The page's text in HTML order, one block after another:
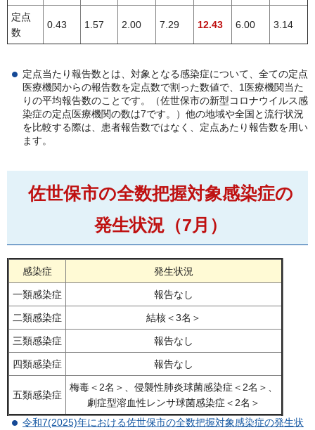
定点
数
0.43 1.57 2.00 7.29 12.43 6.00 3.14
定点当たり報告数とは、対象となる感染症について、全ての定点
医療機関からの報告数を定点数で割った数値で、1医療機関当た
りの平均報告数のことです。（佐世保市の新型コロナウイルス感
染症の定点医療機関の数は7です。）他の地域や全国と流行状況
を比較する際は、患者報告数ではなく、定点あたり報告数を用い
ます。
佐世保市の全数把握対象感染症の
発生状況（7月）
感染症 発生状況
一類感染症 報告なし
二類感染症 結核＜3名＞
三類感染症 報告なし
四類感染症 報告なし
五類感染症
梅毒＜2名＞、侵襲性肺炎球菌感染症＜2名＞、
劇症型溶血性レンサ球菌感染症＜2名＞
令和7(2025)年における佐世保市の全数把握対象感染症の発生状